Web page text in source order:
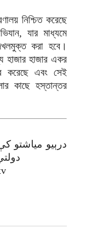
নিশ্চিত করেছে
যার মাধ্যমে
করা হবে।
হাজার হাজার একর
করেছে এবং সেই
কাছে হস্তান্তর